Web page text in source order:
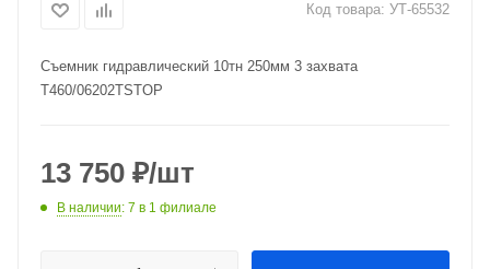
Код товара: УТ-65532
Съемник гидравлический 10тн 250мм 3 захвата
Т460/06202TSTOP
13 750 ₽/шт
В наличии: 7 в 1 филиале